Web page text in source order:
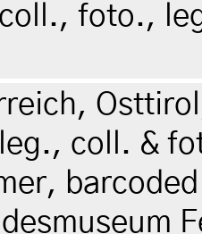
foto.,
coll. &